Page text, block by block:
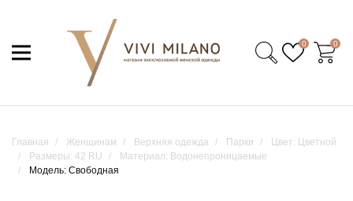
0 0
Главная Женщинам Верхняя одежда Парки
Цвет: Цветной
Размеры: 42 RU
Материал: Водонепроницаемые
Модель: Свободная